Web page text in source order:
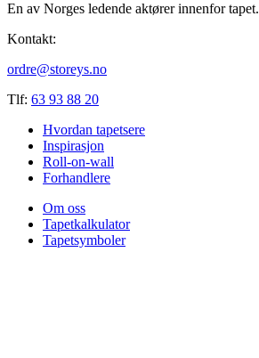
En av Norges ledende aktører innenfor tapet.
Kontakt:
ordre@storeys.no
Tlf: 63 93 88 20
Hvordan tapetsere
Inspirasjon
Roll-on-wall
Forhandlere
Om oss
Tapetkalkulator
Tapetsymboler